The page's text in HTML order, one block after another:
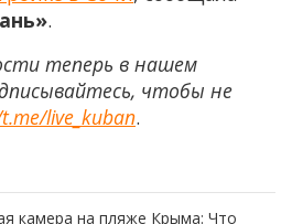
.
теперь в нашем
чтобы не
live_kuban.
камера на пляже Крыма: Что